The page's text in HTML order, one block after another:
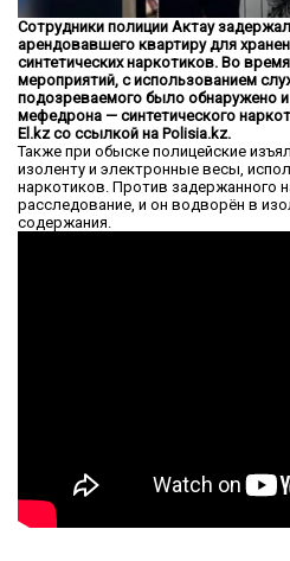
Сотрудники полиции Актау
арендовавшего квартиру для
синтетических наркотиков. Во
мероприятий, с использованием
подозреваемого было обнаружено
мефедрона — синтетического
El.kz со ссылкой на Polisia.kz.
Также при обыске полицейские
изоленту и электронные весы,
наркотиков. Против задержанного
расследование, и он водворён в
содержания.